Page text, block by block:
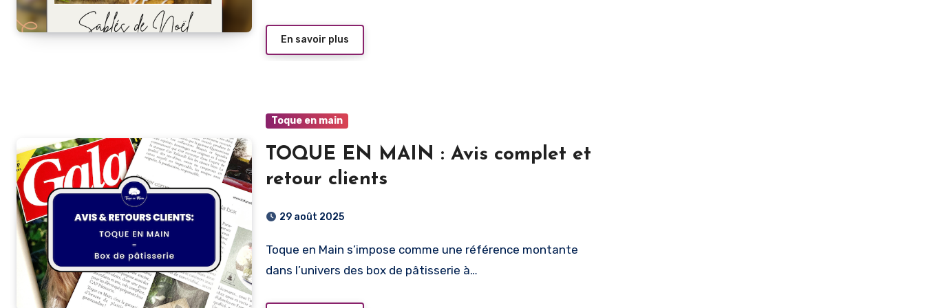
En savoir plus
Toque en main
TOQUE EN MAIN : Avis complet et
retour clients
29 août 2025
Toque en Main s’impose comme une référence montante
dans l’univers des box de pâtisserie à…